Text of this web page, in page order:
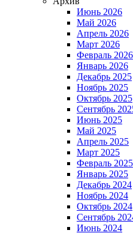
Июнь 2026
Май 2026
Апрель 2026
Март 2026
Февраль 2026
Январь 2026
Декабрь 2025
Ноябрь 2025
Октябрь 2025
Сентябрь
Июнь 2025
Май 2025
Апрель 2025
Март 2025
Февраль 2025
Январь 2025
Декабрь 2024
Ноябрь 2024
Октябрь 2024
Сентябрь
Июнь 2024